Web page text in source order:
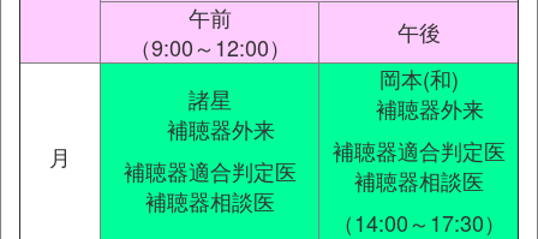
午前
（9:00～12:00）
午後
月
諸星
補聴器外来
補聴器適合判定医
補聴器相談医
岡本(和)
補聴器外来
補聴器適合判定医
補聴器相談医
（14:00～17:30）